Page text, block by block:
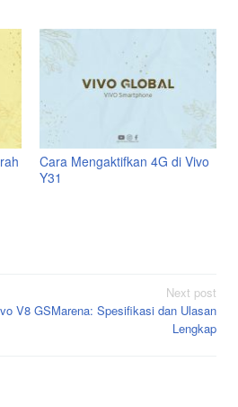
Cara Mengaktifkan 4G di Vivo
Y31
Next post
V8 GSMarena: Spesifikasi dan Ulasan
Lengkap